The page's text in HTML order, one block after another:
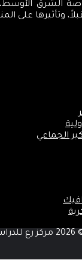
الشرق
وتأثيرها على
الجماعي